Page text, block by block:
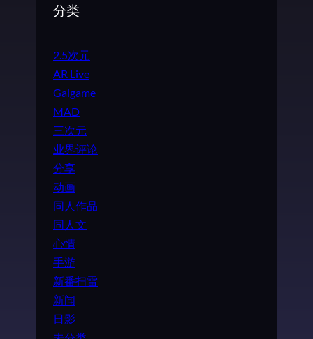
分类
2.5次元
AR Live
Galgame
MAD
三次元
业界评论
分享
动画
同人作品
同人文
心情
手游
新番扫雷
新闻
日影